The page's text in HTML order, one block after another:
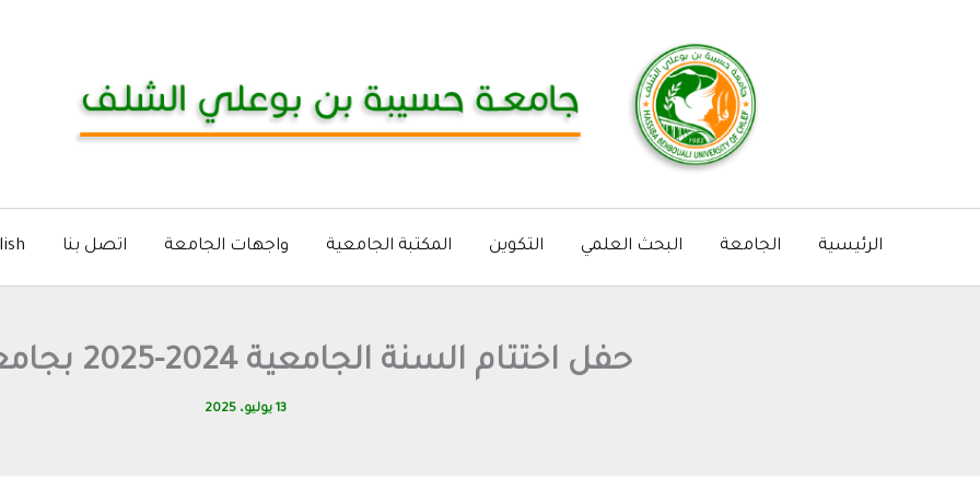
الرئيسية الجامعة البحث العلمي التكوين المكتبة الجامعية واجهات الجامعة اتصل بنا
حفل اختتام السنة الجامعية 2024-2025 بجامعة الشلف
13 يوليو، 2025